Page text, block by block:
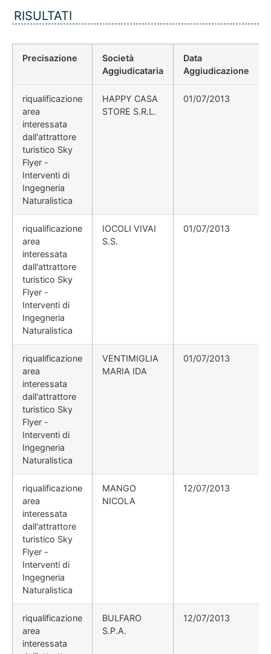
RISULTATI
Precisazione
Società
Aggiudicataria
Data
Aggiudicazione
riqualificazione
area
interessata
dall'attrattore
turistico Sky
Flyer -
Interventi di
Ingegneria
Naturalistica
HAPPY CASA
STORE S.R.L.
01/07/2013
riqualificazione
area
interessata
dall'attrattore
turistico Sky
Flyer -
Interventi di
Ingegneria
Naturalistica
IOCOLI VIVAI
S.S.
01/07/2013
riqualificazione
area
interessata
dall'attrattore
turistico Sky
Flyer -
Interventi di
Ingegneria
Naturalistica
VENTIMIGLIA
MARIA IDA
01/07/2013
riqualificazione
area
interessata
dall'attrattore
turistico Sky
Flyer -
Interventi di
Ingegneria
Naturalistica
MANGO
NICOLA
12/07/2013
riqualificazione
area
interessata
BULFARO
S.P.A.
12/07/2013